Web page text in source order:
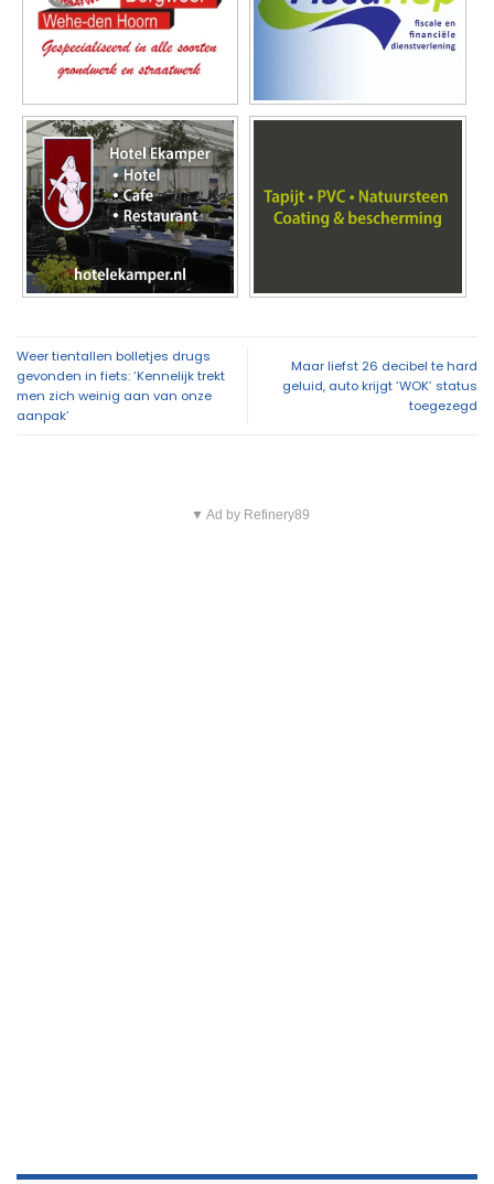
Weer tientallen bolletjes drugs
gevonden in fiets: ‘Kennelijk trekt
men zich weinig aan van onze
aanpak’
Maar liefst 26 decibel te hard
geluid, auto krijgt ‘WOK’ status
toegezegd
▼ Ad by Refinery89